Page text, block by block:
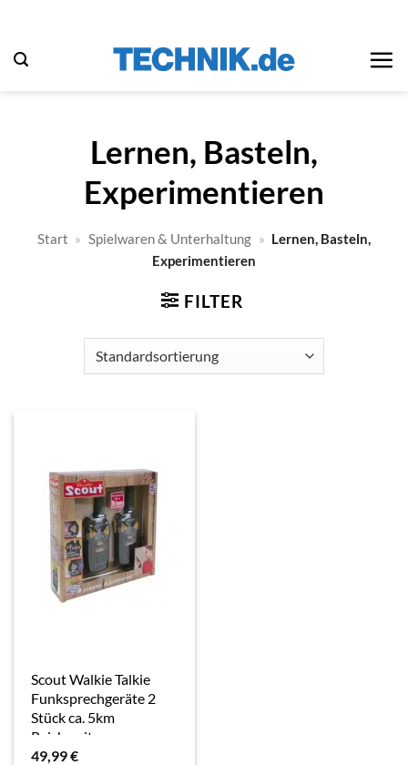
springen
Lernen, Basteln,
Experimentieren
Start » Spielwaren & Unterhaltung » Lernen, Basteln,
Experimentieren
FILTER
Scout Walkie Talkie
Funksprechgeräte 2
Stück ca. 5km
Reichweite
49,99€